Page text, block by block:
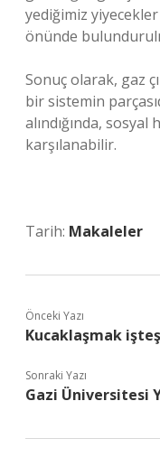
yediğimiz
önünde
Sonuç olarak, gaz
bir sistemin
alındığında,
karşılanabilir.
Tarih: Makaleler
Önceki Yazı
Kucaklaşmak
Sonraki Yazı
Gazi Üniversitesi